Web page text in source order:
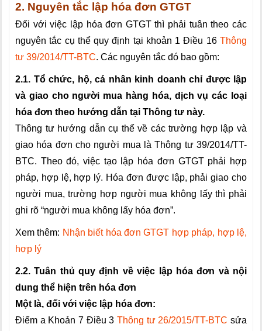
2. Nguyên tắc lập hóa đơn GTGT
Đối với việc lập hóa đơn GTGT thì phải tuân theo các
nguyên tắc cụ thể quy định tại khoản 1 Điều 16 Thông
tư 39/2014/TT-BTC. Các nguyên tắc đó bao gồm:
2.1. Tổ chức, hộ, cá nhân kinh doanh chỉ được lập
và giao cho người mua hàng hóa, dịch vụ các loại
hóa đơn theo hướng dẫn tại Thông tư này.
Thông tư hướng dẫn cụ thể về các trường hợp lập và
giao hóa đơn cho người mua là Thông tư 39/2014/TT-
BTC. Theo đó, việc tạo lập hóa đơn GTGT phải hợp
pháp, hợp lệ, hợp lý. Hóa đơn được lập, phải giao cho
người mua, trường hợp người mua không lấy thì phải
ghi rõ “người mua không lấy hóa đơn”.
Xem thêm: Nhận biết hóa đơn GTGT hợp pháp, hợp lệ,
hợp lý
2.2. Tuân thủ quy định về việc lập hóa đơn và nội
dung thể hiện trên hóa đơn
Một là, đối với việc lập hóa đơn:
Điểm a Khoản 7 Điều 3 Thông tư 26/2015/TT-BTC sửa